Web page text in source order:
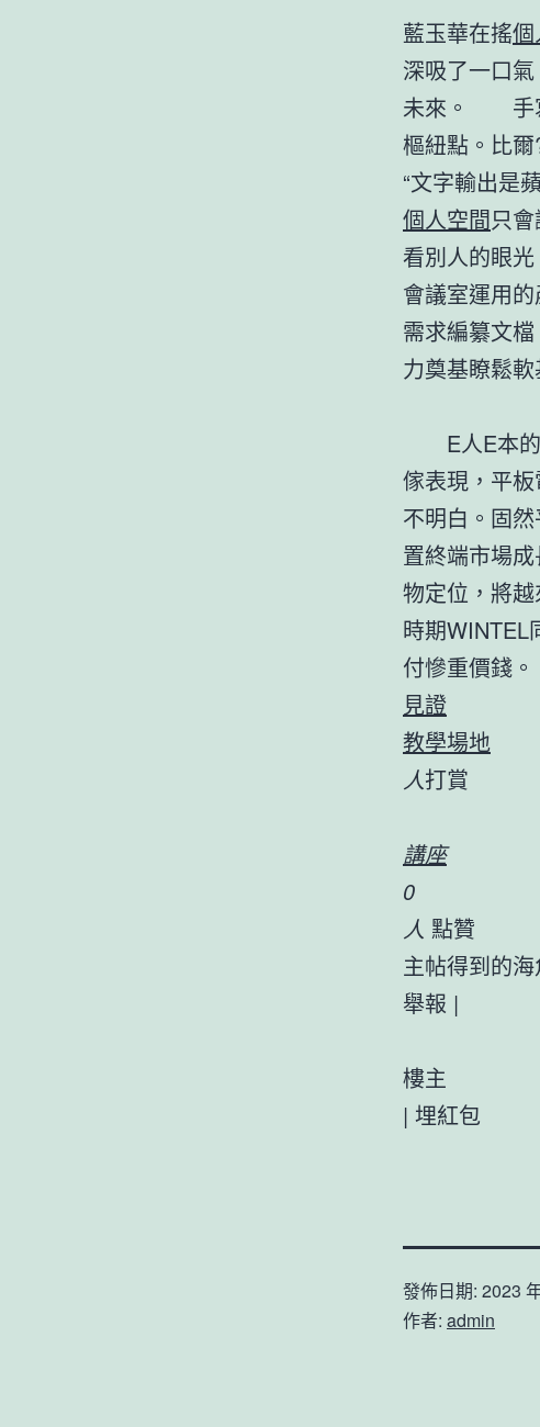
藍玉華在搖
深吸了一口
未來。 手寫
樞紐點。比
“文字輸出是
個人空間只
看別人的眼光
會議室運用
需求編纂文
力奠基瞭鬆軟
E人E本的
傢表現，平
不明白。固
置終端市場
物定位，將
時期WINTEL
付慘重價錢。
見證
教學場地
人打賞
講座
0
人 點贊
主帖得到的
舉報 |
樓主
| 埋紅包
發佈日期: 2023
作者: admin